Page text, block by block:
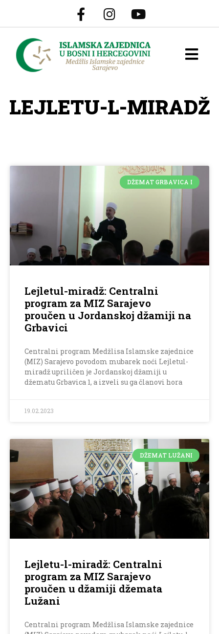
LEJLETU-L-MIRADŽ
DŽEMAT GRBAVICA I
Lejletul-miradž: Centralni
program za MIZ Sarajevo
proučen u Jordanskoj džamiji na
Grbavici
Centralni program Medžlisa Islamske zajednice
(MIZ) Sarajevo povodom mubarek noći Lejletul-
miradž upriličen je Jordanskoj džamiji u
džematu Grbavica 1, a izveli su ga članovi hora
19.02.2023
DŽEMAT LUŽANI
Lejletu-l-miradž: Centralni
program za MIZ Sarajevo
proučen u džamiji džemata
Lužani
Centralni program Medžlisa Islamske zajednice